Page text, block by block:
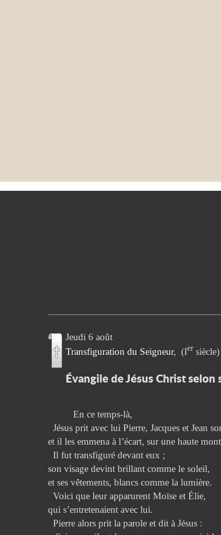
Jeudi 6 août
Transfiguration du Seigneur
(Ier siècle)
Évangile de Jésus Christ
En ce temps-là,
Jésus prit avec lui Pierre, Jacques et Jean
et il les emmena à l’écart, sur une haute
Il fut transfiguré devant eux ;
son visage devint brillant comme le soleil,
et ses vêtements, blancs comme la lumière.
Voici que leur apparurent Moïse et Élie,
qui s’entretenaient avec lui.
Pierre alors prit la parole et dit à Jésus :